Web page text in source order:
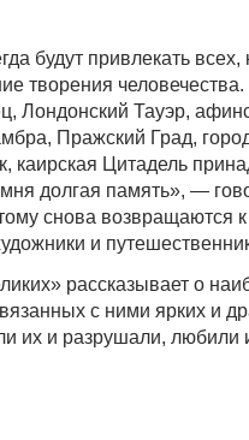
будут привлекать всех,
творения
Лондонский Тауэр,
Пражский Град,
каирская Цитадель
долгая память», —
снова возвращаются
и
рассказывает о
с ними ярких и
их и разрушали, любили